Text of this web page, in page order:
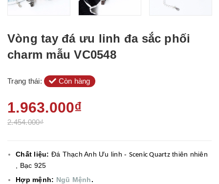
Vòng tay đá ưu linh đa sắc phối
charm mẫu VC0548
Trạng thái: Còn hàng
1.963.000₫
2.454.000₫
Chất liệu: Đá Thạch Anh Ưu linh - Scenic Quartzthiên nhiên
, Bạc 925
Hợp mệnh: Ngũ Mệnh.